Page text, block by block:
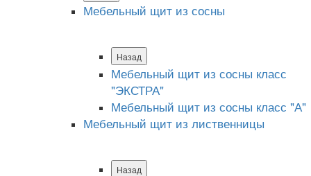
Мебельный щит из сосны
Назад
Мебельный щит из сосны класс
"ЭКСТРА"
Мебельный щит из сосны класс "А"
Мебельный щит из лиственницы
Назад